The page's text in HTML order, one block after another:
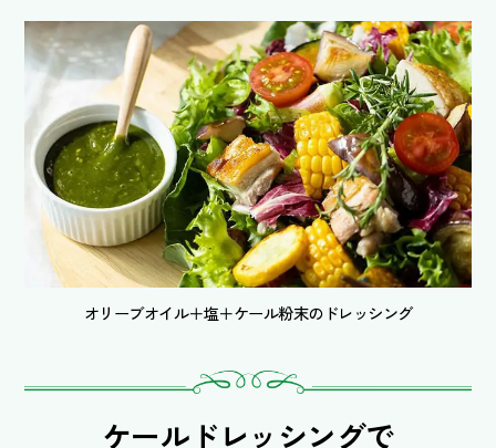
オリーブオイル＋塩＋ケール粉末のドレッシング
ケールドレッシングで